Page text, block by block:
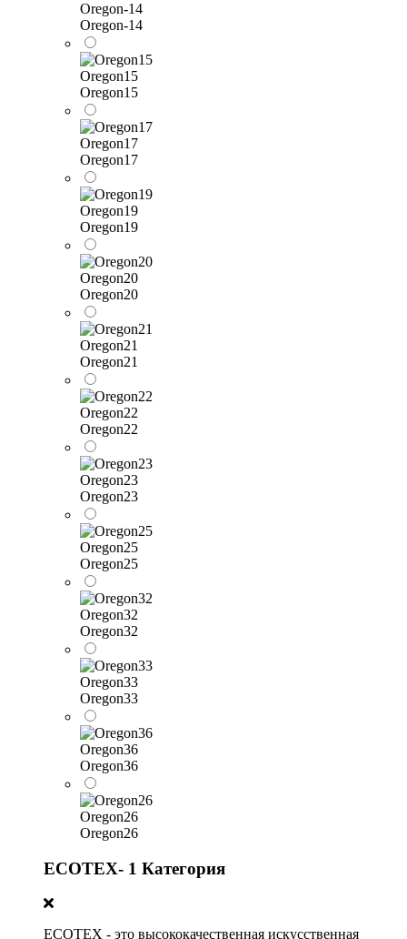
Oregon-14
Oregon-14
Oregon15
Oregon15
Oregon17
Oregon17
Oregon19
Oregon19
Oregon20
Oregon20
Oregon21
Oregon21
Oregon22
Oregon22
Oregon23
Oregon23
Oregon25
Oregon25
Oregon32
Oregon32
Oregon33
Oregon33
Oregon36
Oregon36
Oregon26
Oregon26
ECOTEX- 1 Категория
ECOTEX - это высококачественная искусственная